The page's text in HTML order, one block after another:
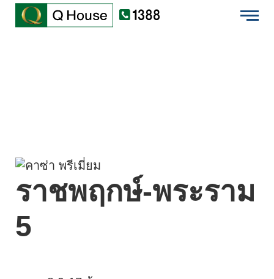
โครงการใหม่
ข้อมูลบริษัท
นักลงทุนสัมพันธ์
ราชพฤกษ์-พระราม
5